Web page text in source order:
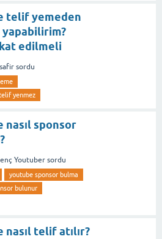
telif yemeden
yapabilirim?
edilmeli
sordu
yenmez
nasıl sponsor
Youtuber sordu
youtube sponsor bulma
bulunur
nasıl telif atılır?